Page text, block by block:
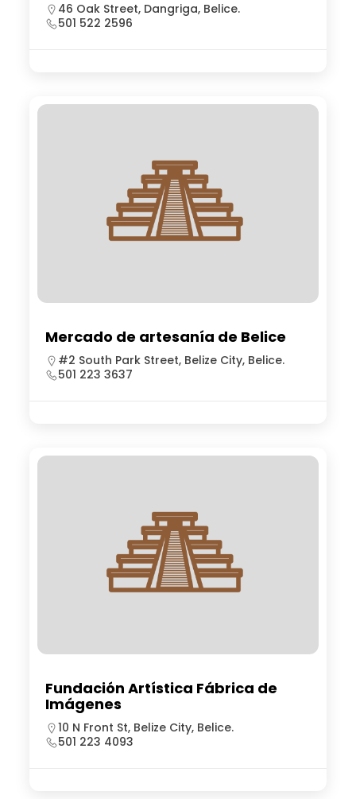
46 Oak Street, Dangriga, Belice.
501 522 2596
Mercado de artesanía de Belice
#2 South Park Street, Belize City, Belice.
501 223 3637
Fundación Artística Fábrica de
Imágenes
10 N Front St, Belize City, Belice.
501 223 4093